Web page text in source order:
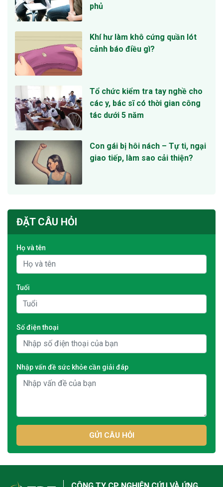
phủ
Khí hư làm khô cứng quần lót
cảnh báo điều gì?
Tổ chức kiểm tra tay nghề cho
các y, bác sĩ có thời gian công
tác dưới 5 năm
Con gái bị hôi nách – Tự ti, ngại
giao tiếp, làm sao cải thiện?
ĐẶT CÂU HỎI
Họ và tên
Tuổi
Số điện thoại
Nhập vấn đề sức khỏe cần giải đáp
GỬI CÂU HỎI